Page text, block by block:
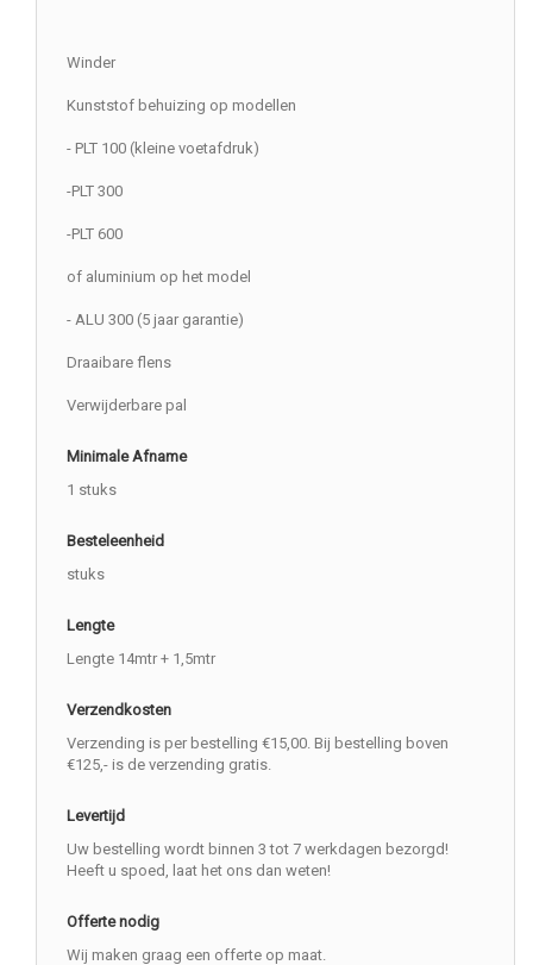
Winder
Kunststof behuizing op modellen
- PLT 100 (kleine voetafdruk)
-PLT 300
-PLT 600
of aluminium op het model
- ALU 300 (5 jaar garantie)
Draaibare flens
Verwijderbare pal
Minimale Afname
1 stuks
Besteleenheid
stuks
Lengte
Lengte 14mtr + 1,5mtr
Verzendkosten
Verzending is per bestelling €15,00. Bij bestelling boven
€125,- is de verzending gratis.
Levertijd
Uw bestelling wordt binnen 3 tot 7 werkdagen bezorgd!
Heeft u spoed, laat het ons dan weten!
Offerte nodig
Wij maken graag een offerte op maat.